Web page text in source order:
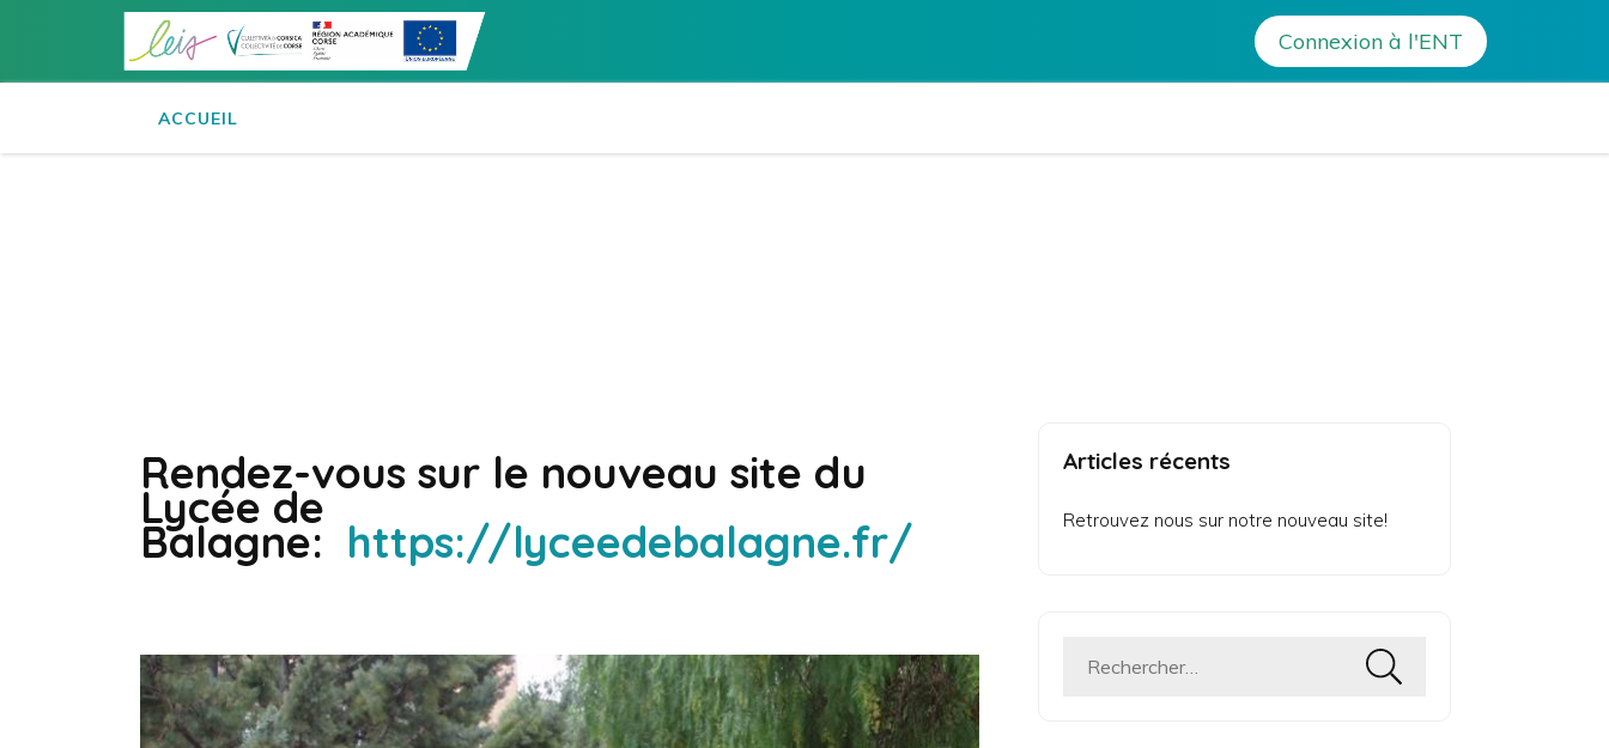
contenu
Entrée)
Lycée de Balagne – Ile-Rousse
Connexion à l'ENT
ACCUEIL
Rendez-vous sur le nouveau site du
Lycée de
Balagne: https://lyceedebalagne.fr/
Articles récents
Retrouvez nous sur notre nouveau site!
Rechercher :